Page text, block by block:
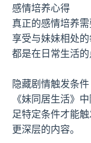
感情培养心得
真正的感情培养
享受与妹妹相处
都是在日常生活的
隐藏剧情触发条件
《妹同居生活》
足特定条件才能
更深层的内容。